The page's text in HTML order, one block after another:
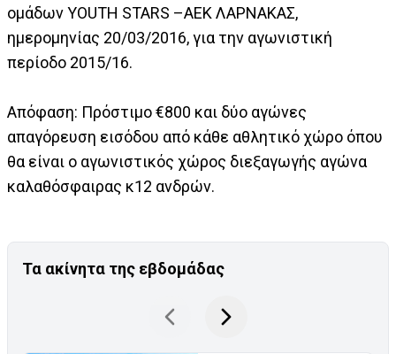
ομάδων YOUTH STARS –ΑΕΚ ΛΑΡΝΑΚΑΣ,
ημερομηνίας 20/03/2016, για την αγωνιστική
περίοδο 2015/16.
Απόφαση: Πρόστιμο €800 και δύο αγώνες
απαγόρευση εισόδου από κάθε αθλητικό χώρο όπου
θα είναι ο αγωνιστικός χώρος διεξαγωγής αγώνα
καλαθόσφαιρας κ12 ανδρών.
Τα ακίνητα της εβδομάδας